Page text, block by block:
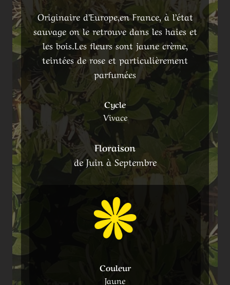
Originaire d’Europe,en France, à l’état
sauvage on le retrouve dans les haies et
les bois.Les fleurs sont jaune crème,
teintées de rose et particulièrement
parfumées
Cycle
Vivace
Floraison
de Juin à Septembre
Couleur
Jaune